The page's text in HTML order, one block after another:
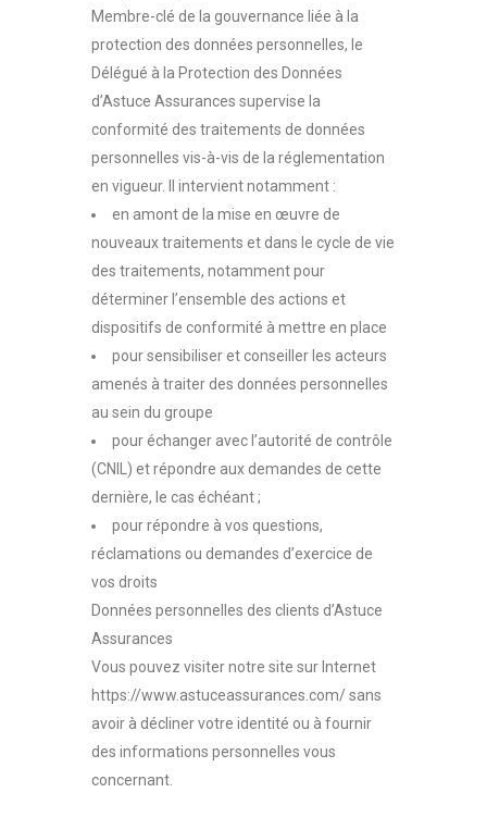
Membre-clé de la gouvernance liée à la
protection des données personnelles, le
Délégué à la Protection des Données
d’Astuce Assurances supervise la
conformité des traitements de données
personnelles vis-à-vis de la réglementation
en vigueur. Il intervient notamment :
en amont de la mise en œuvre de
nouveaux traitements et dans le cycle de vie
des traitements, notamment pour
déterminer l’ensemble des actions et
dispositifs de conformité à mettre en place
pour sensibiliser et conseiller les acteurs
amenés à traiter des données personnelles
au sein du groupe
pour échanger avec l’autorité de contrôle
(CNIL) et répondre aux demandes de cette
dernière, le cas échéant ;
pour répondre à vos questions,
réclamations ou demandes d’exercice de
vos droits
Données personnelles des clients d’Astuce
Assurances
Vous pouvez visiter notre site sur Internet
https://www.astuceassurances.com/ sans
avoir à décliner votre identité ou à fournir
des informations personnelles vous
concernant.